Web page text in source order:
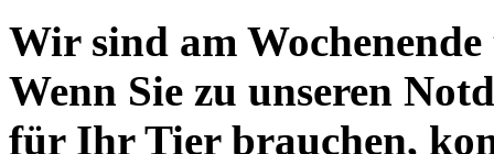
Wir sind am
Wenn Sie zu unseren
für Ihr Tier brauchen,